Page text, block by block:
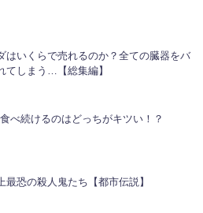
はいくらで売れるのか？全ての臓器をバ
てしまう…【総集編】
べ続けるのはどっちがキツい！？
最恐の殺人鬼たち【都市伝説】